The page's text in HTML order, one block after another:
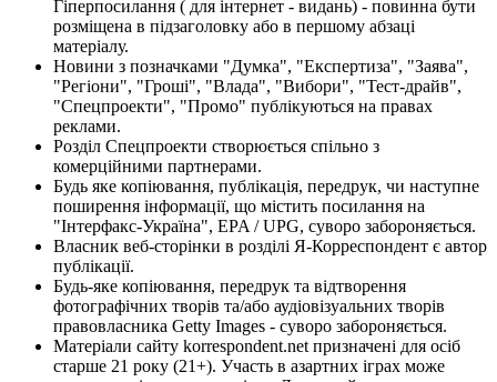
Гіперпосилання ( для інтернет - видань) - повинна бути
розміщена в підзаголовку або в першому абзаці
матеріалу.
Новини з позначками "Думка", "Експертиза", "Заява",
"Регіони", "Гроші", "Влада", "Вибори", "Тест-драйв",
"Спецпроекти", "Промо" публікуються на правах
реклами.
Розділ Спецпроекти створюється спільно з
комерційними партнерами.
Будь яке копіювання, публікація, передрук, чи наступне
поширення інформації, що містить посилання на
"Інтерфакс-Україна", EPA / UPG, суворо забороняється.
Власник веб-сторінки в розділі Я-Корреспондент є автор
публікації.
Будь-яке копіювання, передрук та відтворення
фотографічних творів та/або аудіовізуальних творів
правовласника Getty Images - суворо забороняється.
Матеріали сайту korrespondent.net призначені для осіб
старше 21 року (21+). Участь в азартних іграх може